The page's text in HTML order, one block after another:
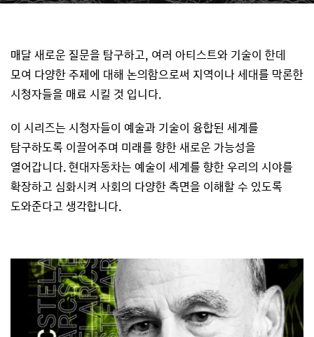
매달 새로운 질문을 탐구하고, 여러 아티스트와 기술이 한데
모여 다양한 주제에 대해 논의함으로써 지역이나 세대를 막론한
시청자들을 매료 시킬 것 입니다.
이 시리즈는 시청자들이 예술과 기술이 융합된 세계를
탐구하도록 이끌어주며 미래를 향한 새로운 가능성을
열어갑니다. 현대자동차는 예술이 세계를 향한 우리의 시야를
확장하고 심화시켜 사회의 다양한 측면을 이해할 수 있도록
도와준다고 생각합니다.